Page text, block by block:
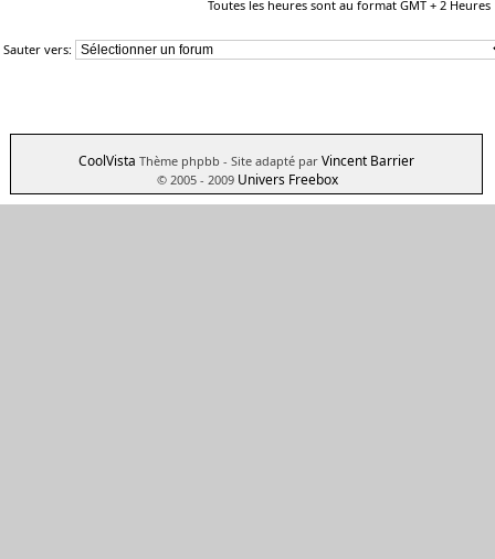
Toutes les heures sont au format GMT + 2 Heures
Sauter vers:
CoolVista Thème phpbb - Site adapté par Vincent Barrier
© 2005 - 2009 Univers Freebox